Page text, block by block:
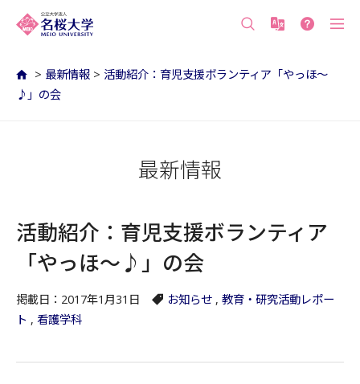
> 最新情報 > 活動紹介：育児支援ボランティア「やっほ〜
♪」の会
最新情報
活動紹介：育児支援ボランティア
「やっほ〜♪」の会
掲載日：2017年1月31日 お知らせ , 教育・研究活動レポー
ト , 看護学科